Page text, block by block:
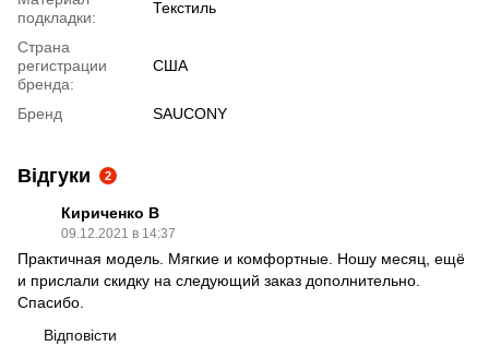
подкладки:
Текстиль
Страна
регистрации
бренда:
США
Бренд SAUCONY
Відгуки 2
Кириченко В
09.12.2021 в 14:37
Практичная модель. Мягкие и комфортные. Ношу месяц, ещё
и прислали скидку на следующий заказ дополнительно.
Спасибо.
Відповісти